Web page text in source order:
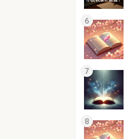
6
7
8